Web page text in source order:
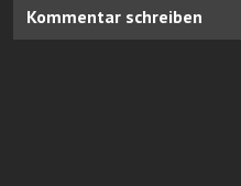
Kommentar schreiben